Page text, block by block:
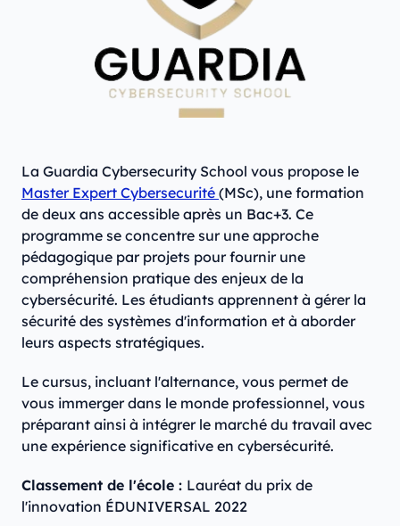
La Guardia Cybersecurity School vous propose le
Master Expert Cybersecurité (MSc), une formation
de deux ans accessible après un Bac+3. Ce
programme se concentre sur une approche
pédagogique par projets pour fournir une
compréhension pratique des enjeux de la
cybersécurité. Les étudiants apprennent à gérer la
sécurité des systèmes d'information et à aborder
leurs aspects stratégiques.
Le cursus, incluant l'alternance, vous permet de
vous immerger dans le monde professionnel, vous
préparant ainsi à intégrer le marché du travail avec
une expérience significative en cybersécurité.
Classement de l'école : Lauréat du prix de
l'innovation ÉDUNIVERSAL 2022